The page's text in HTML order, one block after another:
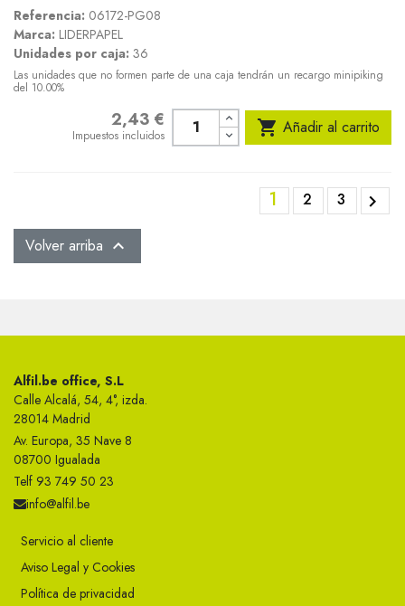
Referencia: 06172-PG08
Marca: LIDERPAPEL
Unidades por caja: 36
Las unidades que no formen parte de una caja tendrán un recargo minipiking
del 10.00%
2,43 €
Impuestos incluidos  Añadir al carrito
1 2 3 
Volver arriba 
Alfil.be office, S.L
Calle Alcalá, 54, 4°, izda.
28014 Madrid
Av. Europa, 35 Nave 8
08700 Igualada
Telf 93 749 50 23
info@alfil.be
Servicio al cliente
Aviso Legal y Cookies
Política de privacidad